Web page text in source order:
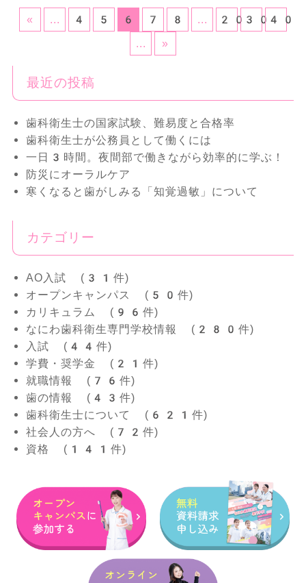
« ... 4 5 6 7 8 ... 20 3040
...
»
最近の投稿
歯科衛生士の国家試験、難易度と合格率
歯科衛生士が公務員として働くには
一日3時間。夜間部で働きながら効率的に学ぶ！
防災にオーラルケア
寒くなると歯がしみる「知覚過敏」について
カテゴリー
AO入試 (31件)
オープンキャンパス (50件)
カリキュラム (96件)
なにわ歯科衛生専門学校情報 (280件)
入試 (44件)
学費・奨学金 (21件)
就職情報 (76件)
歯の情報 (43件)
歯科衛生士について (621件)
社会人の方へ (72件)
資格 (141件)